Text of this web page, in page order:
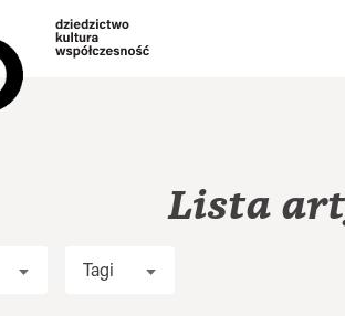
Lista
Tagi